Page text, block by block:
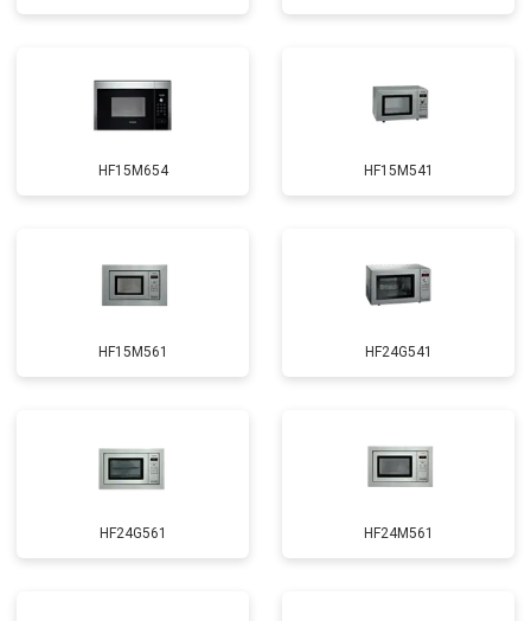
HF15M654 HF15M541
HF15M561 HF24G541
HF24G561 HF24M561